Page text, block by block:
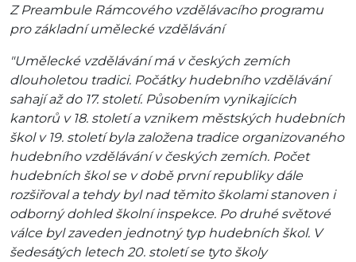
Z Preambule Rámcového vzdělávacího programu
pro základní umělecké vzdělávání
"Umělecké vzdělávání má v českých zemích
dlouholetou tradici. Počátky hudebního vzdělávání
sahají až do 17. století. Působením vynikajících
kantorů v 18. století a vznikem městských hudebních
škol v 19. století byla založena tradice organizovaného
hudebního vzdělávání v českých zemích. Počet
hudebních škol se v době první republiky dále
rozšiřoval a tehdy byl nad těmito školami stanoven i
odborný dohled školní inspekce. Po druhé světové
válce byl zaveden jednotný typ hudebních škol. V
šedesátých letech 20. století se tyto školy